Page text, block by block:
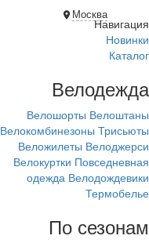
Москва
Навигация
Новинки
Каталог
Велодежда
Велошорты Велоштаны
Велокомбинезоны Трисьюты
Веложилеты Велоджерси
Велокуртки Повседневная
одежда Велодождевики
Термобелье
По сезонам